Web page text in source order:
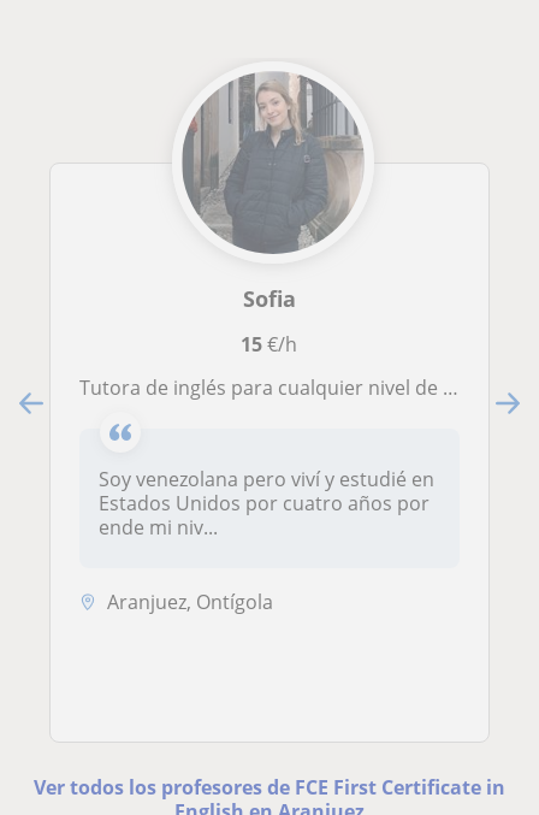
Sofia
15€/h
Tutora de inglés para cualquier nivel de conocimiento
Soy venezolana pero viví y estudié en
Estados Unidos por cuatro años por
ende mi niv...
Aranjuez, Ontígola
Ver todos los profesores de FCE First Certificate in